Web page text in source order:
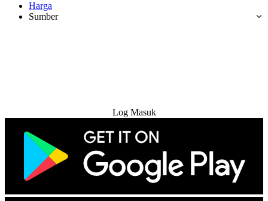
Harga
Sumber
Log Masuk